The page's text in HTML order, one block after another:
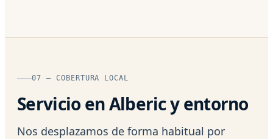
07 — COBERTURA LOCAL
Servicio en Alberic y entorno
Nos desplazamos de forma habitual por